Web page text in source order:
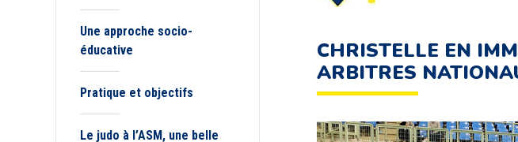
Une approche socio-
éducative
Pratique et objectifs
Le judo à l’ASM, une belle
CHRISTELLE EN
ARBITRES